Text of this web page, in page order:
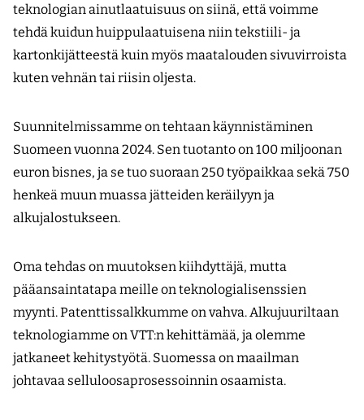
teknologian ainutlaatuisuus on siinä, että voimme
tehdä kuidun huippulaatuisena niin tekstiili- ja
kartonkijätteestä kuin myös maatalouden sivuvirroista
kuten vehnän tai riisin oljesta.
Suunnitelmissamme on tehtaan käynnistäminen
Suomeen vuonna 2024. Sen tuotanto on 100 miljoonan
euron bisnes, ja se tuo suoraan 250 työpaikkaa sekä 750
henkeä muun muassa jätteiden keräilyyn ja
alkujalostukseen.
Oma tehdas on muutoksen kiihdyttäjä, mutta
pääansaintatapa meille on teknologialisenssien
myynti. Patenttissalkkumme on vahva. Alkujuuriltaan
teknologiamme on VTT:n kehittämää, ja olemme
jatkaneet kehitystyötä. Suomessa on maailman
johtavaa selluloosaprosessoinnin osaamista.